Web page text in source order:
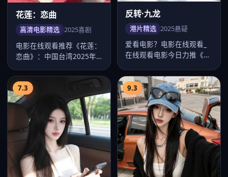
花莲：恋曲
高清电影精选 2025喜剧
电影在线观看推荐《花莲：
恋曲》：中国台湾2025年
桂纶镁…
反转·九龙
港片精选 2025悬疑
爱看电影？电影在线观看_
在线观看电影今日力推《反
港悬…
7.3 9.3